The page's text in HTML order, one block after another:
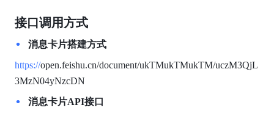
接口调用方式
消息卡片搭建方式
https://open.feishu.cn/document/ukTMukTMukTM/uczM3QjL
3MzN04yNzcDN
消息卡片API接口